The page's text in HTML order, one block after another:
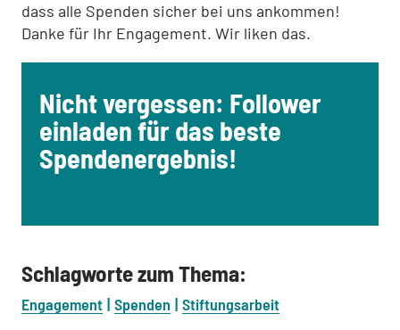
dass alle Spenden sicher bei uns ankommen!
Danke für Ihr Engagement. Wir liken das.
Nicht vergessen: Follower
einladen für das beste
Spendenergebnis!
Schlagworte zum Thema:
Engagement Spenden Stiftungsarbeit